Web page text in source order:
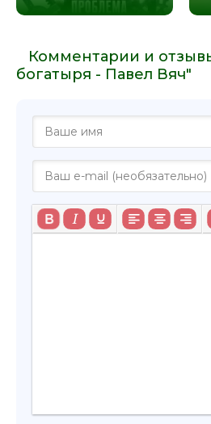
Комментарии и
богатыря - Павел Вяч"